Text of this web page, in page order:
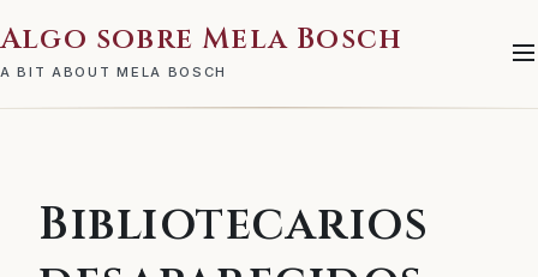
Algo sobre Mela Bosch
A BIT ABOUT MELA BOSCH
Bibliotecarios